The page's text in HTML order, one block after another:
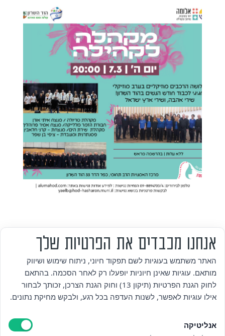
אזור אישי
מדיניות פרטיות
הצהרת נגישות
אנחנו מכבדים את הפרטיות שלך
האתר משתמש בעוגיות לשם תפקוד חיוני, ניתוח שימוש ושיווק
מותאם. עוגיות שאינן חיוניות יופעלו רק לאחר הסכמה. בהתאם
לחוק הגנת הפרטיות (תיקון 13) וחוק הגנת הצרכן, זכותך לבחור
אילו עוגיות לאפשר, לשנות העדפה בכל רגע, ולבקש מחיקת נתונים.
אנליטיקה